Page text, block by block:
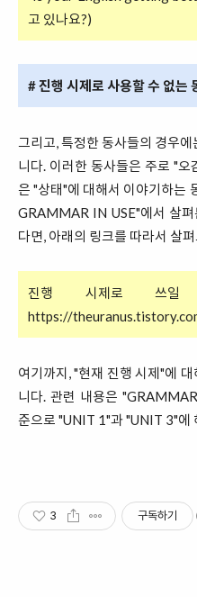
고 있나요?)
# 진행 시제로 사용할 수 없는
그리고, 특정한 동사들의 경우
니다. 이러한 동사들은 주로 "
은 "상태"에 대해서 이야기하는
GRAMMAR IN USE"에서 살
다면, 아래의 링크를 따라서 살
진행 시제로
https://
여기까지, "현재 진행 시제"에
니다. 관련 내용은
준으로 "UNIT 1"과 "UNIT 3"에
3 구독하기